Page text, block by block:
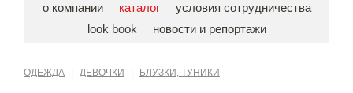
о компании каталог
условия сотрудничества
look book
новости и репортажи
ОДЕЖДА ДЕВОЧКИ БЛУЗКИ, ТУНИКИ